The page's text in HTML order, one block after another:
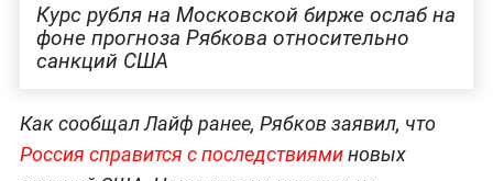
Курс рубля на Московской бирже ослаб на
фоне прогноза Рябкова относительно
санкций США
Как сообщал Лайф ранее, Рябков заявил, что
Россия справится с последствияминовых